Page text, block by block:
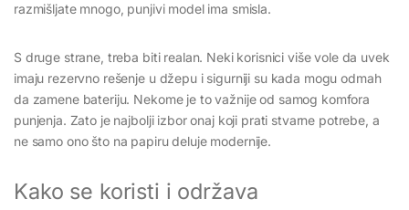
razmišljate mnogo, punjivi model ima smisla.
S druge strane, treba biti realan. Neki korisnici više vole da uvek
imaju rezervno rešenje u džepu i sigurniji su kada mogu odmah
da zamene bateriju. Nekome je to važnije od samog komfora
punjenja. Zato je najbolji izbor onaj koji prati stvarne potrebe, a
ne samo ono što na papiru deluje modernije.
Kako se koristi i održava